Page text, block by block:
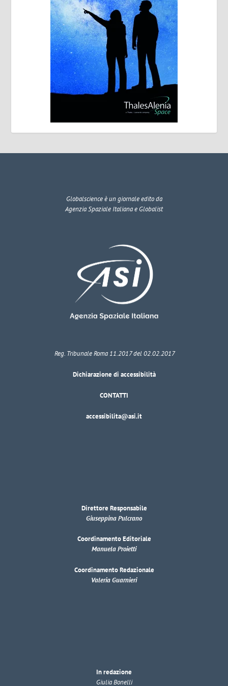
Globalscienceè un giornale edito da
Agenzia Spaziale Italiana e Globalist
Reg. Tribunale Roma 11.2017 del 02.02.2017
Dichiarazione di accessibilità
CONTATTI
accessibilita@asi.it
Direttore Responsabile
Giuseppina Pulcrano
Coordinamento Editoriale
Manuela Proietti
Coordinamento Redazionale
Valeria Guarnieri
In redazione
Giulia Bonelli